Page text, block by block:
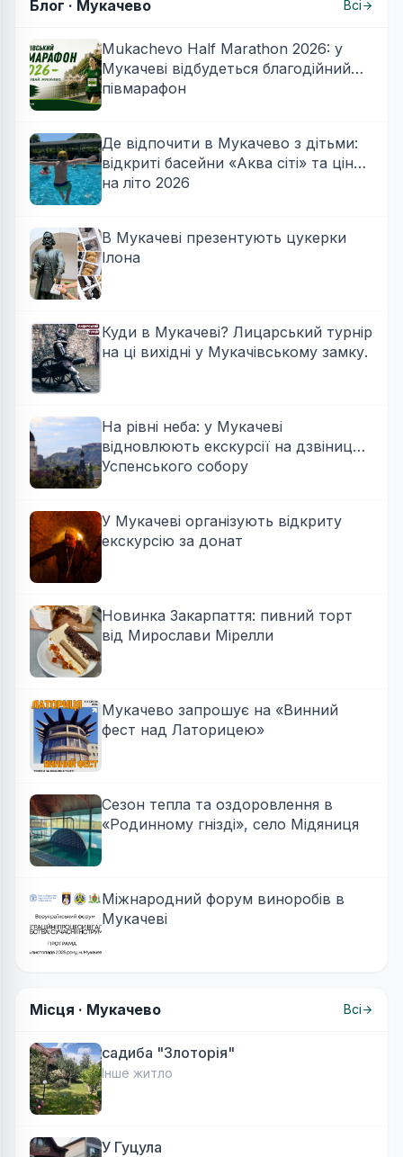
Блог · Мукачево Всі
Mukachevo Half Marathon 2026: у
Мукачеві відбудеться благодійний
півмарафон
Де відпочити в Мукачево з дітьми:
відкриті басейни «Аква сіті» та ціни
на літо 2026
В Мукачеві презентують цукерки
Ілона
Куди в Мукачеві? Лицарський турнір
на ці вихідні у Мукачівському замку.
На рівні неба: у Мукачеві
відновлюють екскурсії на дзвіницю
Успенського собору
У Мукачеві організують відкриту
екскурсію за донат
Новинка Закарпаття: пивний торт
від Мирослави Мірелли
Мукачево запрошує на «Винний
фест над Латорицею»
Сезон тепла та оздоровлення в
«Родинному гнізді», село Мідяниця
Міжнародний форум виноробів в
Мукачеві
Місця · Мукачево Всі
садиба "Злоторія"
Інше житло
У Гуцула